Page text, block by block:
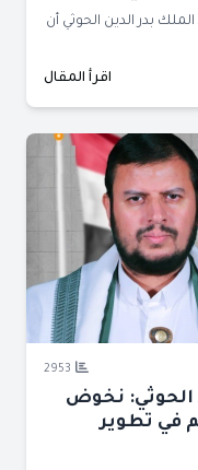
بدر الدين الحوثي أن
اقرأ المقال
2953
الحوثي: نخوض
في تطوير